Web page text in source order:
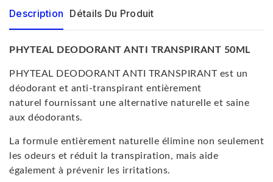
Description Détails Du Produit
PHYTEAL DEODORANT ANTI TRANSPIRANT 50ML
PHYTEAL DEODORANT ANTI TRANSPIRANT est un
déodorant et anti-transpirant entièrement
naturel fournissant une alternative naturelle et saine
aux déodorants.
La formule entièrement naturelle élimine non seulement
les odeurs et réduit la transpiration, mais aide
également à prévenir les irritations.